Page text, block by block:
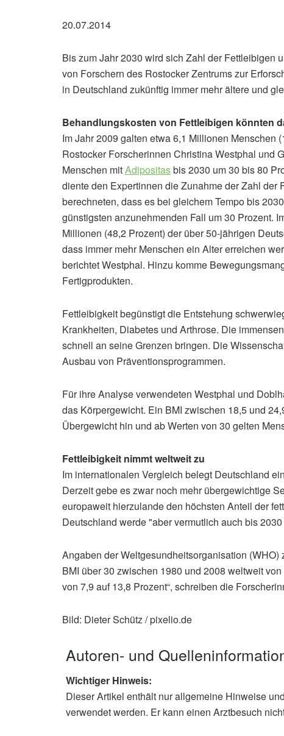
20.07.2014
Bis zum Jahr 2030 wird sich Zahl der Fettleibigen
von Forschern des Rostocker Zentrums zur
in Deutschland zukünftig immer mehr ältere und
Behandlungskosten von Fettleibigen könnten
Im Jahr 2009 galten etwa 6,1 Millionen Menschen
Rostocker Forscherinnen Christina Westphal und
Menschen mitAdipositasbis 2030 um 30 bis 80
diente den Expertinnen die Zunahme der Zahl
berechneten, dass es bei gleichem Tempo bis
günstigsten anzunehmenden Fall um 30 Prozent.
Millionen (48,2 Prozent) der über 50-jährigen
dass immer mehr Menschen ein Alter erreichen
berichtet Westphal. Hinzu komme
Fertigprodukten.
Fettleibigkeit begünstigt die Entstehung
Krankheiten, Diabetes und Arthrose. Die
schnell an seine Grenzen bringen. Die
Ausbau von Präventionsprogrammen.
Für ihre Analyse verwendeten Westphal und
das Körpergewicht. Ein BMI zwischen 18,5 und
Übergewicht hin und ab Werten von 30 gelten
Fettleibigkeit nimmt weltweit zu
Im internationalen Vergleich belegt Deutschland
Derzeit gebe es zwar noch mehr übergewichtige
europaweit hierzulande den höchsten Anteil der
Deutschland werde "aber vermutlich auch bis
Angaben der Weltgesundheitsorganisation
BMI über 30 zwischen 1980 und 2008 weltweit
von 7,9 auf 13,8 Prozent“, schreiben die
Bild: Dieter Schütz / pixelio.de
Autoren- und
Wichtiger Hinweis:
Dieser Artikel enthält nur allgemeine Hinweise
verwendet werden. Er kann einen Arztbesuch